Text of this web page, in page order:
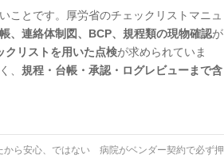
ことです。厚労省のチェックリストマニュ
、連絡体制図、BCP、規程類の現物確認が
クリストを用いた点検が求められていま
、 規程・台帳・承認・ログレビューまで含
から安心、ではない 病院がベンダー契約で必ず押